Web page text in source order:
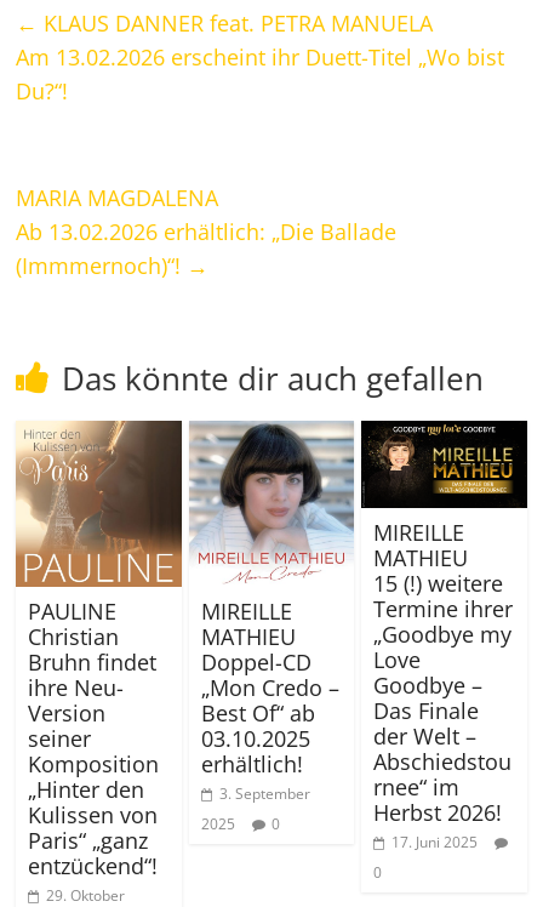
← KLAUS DANNER feat. PETRA MANUELA
Am 13.02.2026 erscheint ihr Duett-Titel „Wo bist
Du?“!
MARIA MAGDALENA
Ab 13.02.2026 erhältlich: „Die Ballade
(Immmernoch)“! →
Das könnte dir auch gefallen
PAULINE
Christian
Bruhn findet
ihre Neu-
Version
seiner
Komposition
„Hinter den
Kulissen von
Paris“ „ganz
entzückend“!
29. Oktober
MIREILLE
MATHIEU
Doppel-CD
„Mon Credo –
Best Of“ ab
03.10.2025
erhältlich!
3. September
2025
0
MIREILLE
MATHIEU
15 (!) weitere
Termine ihrer
„Goodbye my
Love
Goodbye –
Das Finale
der Welt –
Abschiedstou
rnee“ im
Herbst 2026!
17. Juni 2025
0